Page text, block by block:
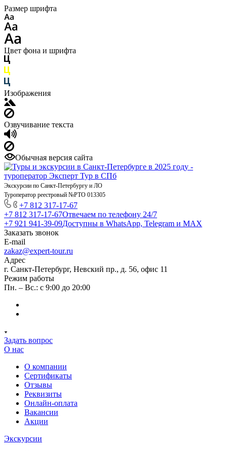
Размер шрифта
Цвет фона и шрифта
Изображения
Озвучивание текста
Обычная версия сайта
Экскурсии по Санкт-Петербургу и ЛО
Туроператор реестровый №РТО 013305
+7 812 317-17-67
+7 812 317-17-67Отвечаем по телефону 24/7
+7 921 941-39-09Доступны в WhatsApp, Telegram и MAX
Заказать звонок
E-mail
zakaz@expert-tour.ru
Адрес
г. Санкт-Петербург, Невский пр., д. 56, офис 11
Режим работы
Пн. – Вс.: с 9:00 до 20:00
Задать вопрос
О нас
О компании
Сертификаты
Отзывы
Реквизиты
Онлайн-оплата
Вакансии
Акции
Экскурсии